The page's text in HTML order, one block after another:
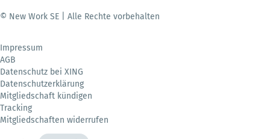
© New Work SE | Alle Rechte vorbehalten
Impressum
AGB
Datenschutz bei XING
Datenschutzerklärung
Mitgliedschaft kündigen
Tracking
Mitgliedschaften widerrufen